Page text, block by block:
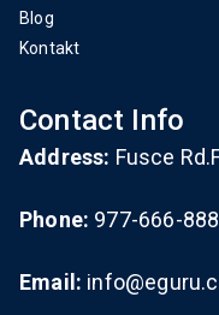
Blog
Kontakt
Contact Info
Address: Fusce
Phone: 977-666-
Email: